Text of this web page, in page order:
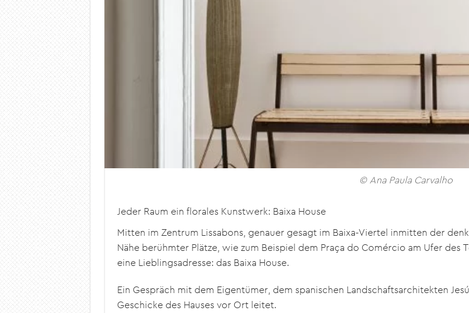
© Ana Paula Carvalho
Jeder Raum ein florales Kunstwerk: Baixa House
Mitten im Zentrum Lissabons, genauer gesagt im Baixa-Viertel inmitten der
Nähe berühmter Plätze, wie zum Beispiel dem Praça do Comércio am Ufer des
eine Lieblingsadresse: das Baixa House.
Ein Gespräch mit dem Eigentümer, dem spanischen Landschaftsarchitekten
Geschicke des Hauses vor Ort leitet.